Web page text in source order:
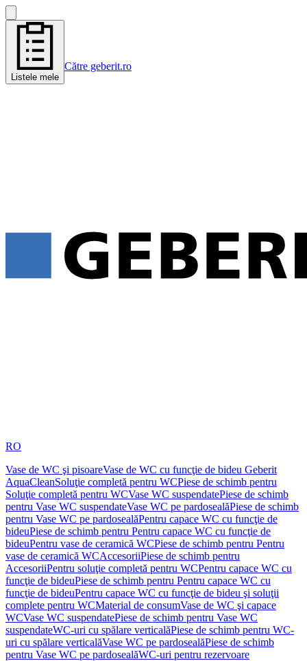
Listele mele
Către geberit.ro
RO
Vase de WC şi pisoareVase de WC cu funcţie de bideu Geberit
AquaCleanSoluţie completă pentru WCPiese de schimb pentru
Soluţie completă pentru WCVase WC suspendatePiese de schimb
pentru Vase WC suspendateVase WC pe pardosealăPiese de schimb
pentru Vase WC pe pardosealăPentru capace WC cu funcţie de
bideuPiese de schimb pentru Pentru capace WC cu funcţie de
bideuPentru vase de ceramică WCPiese de schimb pentru Pentru
vase de ceramică WCAccesoriiPiese de schimb pentru
AccesoriiPentru soluţie completă pentru WCPentru capace WC cu
funcţie de bideuPiese de schimb pentru Pentru capace WC cu
funcţie de bideuPentru capace WC cu funcţie de bideu şi soluţii
complete pentru WCMaterial de consumVase de WC şi capace
WCVase WC suspendatePiese de schimb pentru Vase WC
suspendateWC-uri cu spălare verticalăPiese de schimb pentru WC-
uri cu spălare verticalăVase WC pe pardosealăPiese de schimb
pentru Vase WC pe pardosealăWC-uri pentru rezervoare